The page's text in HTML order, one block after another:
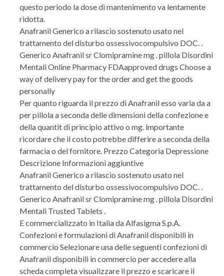
questo periodo la dose di mantenimento va lentamente
ridotta.
Anafranil Generico a rilascio sostenuto usato nel
trattamento del disturbo ossessivocompulsivo DOC. .
Generico Anafranil sr Clomipramine mg . pillola Disordini
Mentali Online Pharmacy FDAapproved drugs Choose a
way of delivery pay for the order and get the goods
personally
Per quanto riguarda il prezzo di Anafranil esso varia da a
per pillola a seconda delle dimensioni della confezione e
della quantit di principio attivo o mg. importante
ricordare che il costo potrebbe differire a seconda della
farmacia o del fornitore. Prezzo Categoria Depressione
Descrizione Informazioni aggiuntive
Anafranil Generico a rilascio sostenuto usato nel
trattamento del disturbo ossessivocompulsivo DOC. .
Generico Anafranil sr Clomipramine mg . pillola Disordini
Mentali Trusted Tablets .
E commercializzato in Italia da Alfasigma S.p.A.
Confezioni e formulazioni di Anafranil disponibili in
commercio Selezionare una delle seguenti confezioni di
Anafranil disponibili in commercio per accedere alla
scheda completa visualizzare il prezzo e scaricare il